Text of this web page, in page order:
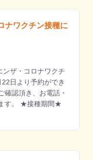
ナワクチン接種に
ザ・コロナワクチ
日より予約ができ
確認頂き、お電話・
す。 ★接種期間★